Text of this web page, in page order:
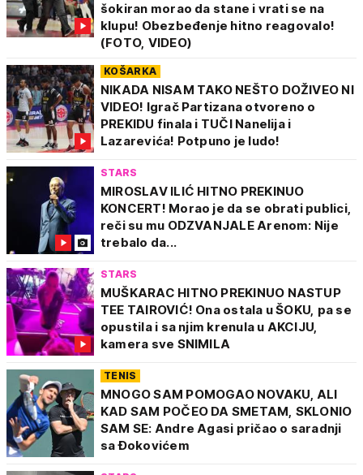
šokiran morao da stane i vrati se na
klupu! Obezbeđenje hitno reagovalo!
(FOTO, VIDEO)
KOŠARKA
NIKADA NISAM TAKO NEŠTO DOŽIVEO NI
VIDEO! Igrač Partizana otvoreno o
PREKIDU finala i TUČI Nanelija i
Lazarevića! Potpuno je ludo!
STARS
MIROSLAV ILIĆ HITNO PREKINUO
KONCERT! Morao je da se obrati publici,
reči su mu ODZVANJALE Arenom: Nije
trebalo da...
STARS
MUŠKARAC HITNO PREKINUO NASTUP
TEE TAIROVIĆ! Ona ostala u ŠOKU, pa se
opustila i sa njim krenula u AKCIJU,
kamera sve SNIMILA
TENIS
MNOGO SAM POMOGAO NOVAKU, ALI
KAD SAM POČEO DA SMETAM, SKLONIO
SAM SE: Andre Agasi pričao o saradnji
sa Đokovićem